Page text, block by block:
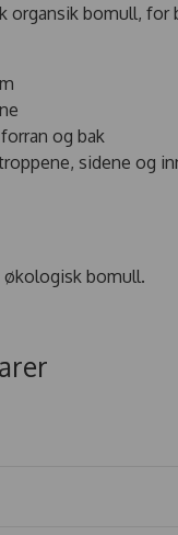
organsik bomull, for
og bak
sidene og
økologisk bomull.